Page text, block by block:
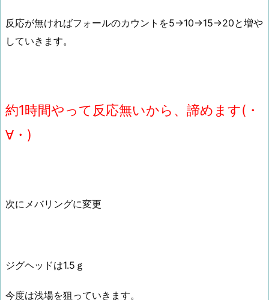
反応が無ければフォールのカウントを5→10→15→20と増や
していきます。
約1時間やって反応無いから、諦めます(・
∀・)
次にメバリングに変更
ジグヘッドは1.5ｇ
今度は浅場を狙っていきます。